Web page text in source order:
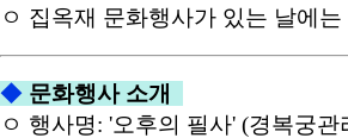
ㅇ 집옥재 문화행사가 있는 날에
◆ 문화행사 소개
ㅇ 행사명: '오후의 필사' (경복궁